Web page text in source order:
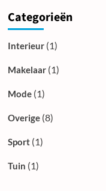
Categorieën
Interieur(1)
Makelaar(1)
Mode(1)
Overige(8)
Sport(1)
Tuin (1)